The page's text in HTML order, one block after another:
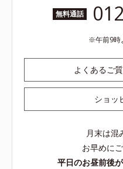
無料通話
午前9時
よくあるご
ショッ
月末は混
お早めに
平日のお昼前後